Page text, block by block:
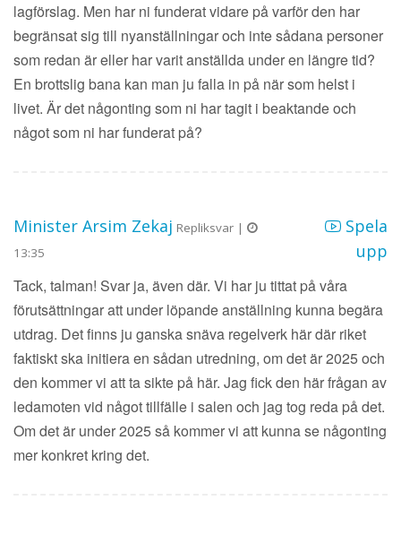
lagförslag. Men har ni funderat vidare på varför den har
begränsat sig till nyanställningar och inte sådana personer
som redan är eller har varit anställda under en längre tid?
En brottslig bana kan man ju falla in på när som helst i
livet. Är det någonting som ni har tagit i beaktande och
något som ni har funderat på?
Minister Arsim Zekaj Repliksvar |
13:35
Spela
upp
Tack, talman! Svar ja, även där. Vi har ju tittat på våra
förutsättningar att under löpande anställning kunna begära
utdrag. Det finns ju ganska snäva regelverk här där riket
faktiskt ska initiera en sådan utredning, om det är 2025 och
den kommer vi att ta sikte på här. Jag fick den här frågan av
ledamoten vid något tillfälle i salen och jag tog reda på det.
Om det är under 2025 så kommer vi att kunna se någonting
mer konkret kring det.